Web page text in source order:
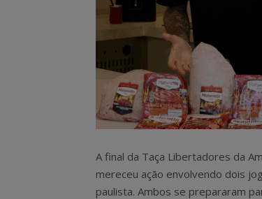
A final da Taça Libertadores da
mereceu ação envolvendo dois
paulista. Ambos se prepararam